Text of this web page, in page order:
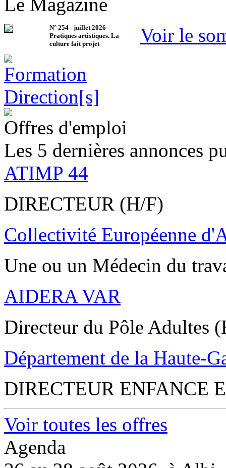
N° 254 - juillet 2026
Pratiques artistiques. La
culture fait projet
Voir le
Offres d'emploi
Les 5 dernières annonces
ATIMP 44
DIRECTEUR (H/F)
Collectivité Européenne
Une ou un Médecin du
AIDERA VAR
Directeur du Pôle Adultes
Département de la Haute-
DIRECTEUR ENFANCE
Voir toutes les offres
Agenda